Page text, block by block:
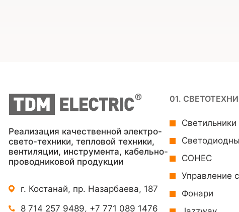
Реализация качественной электро-
свето-техники, тепловой техники,
вентиляции, инструмента, кабельно-
проводниковой продукции
г. Костанай, пр. Назарбаева, 187
8 714 257 9489, +7 771 089 1476
01.
Светильники
СОНЕС
Управление
Фонари